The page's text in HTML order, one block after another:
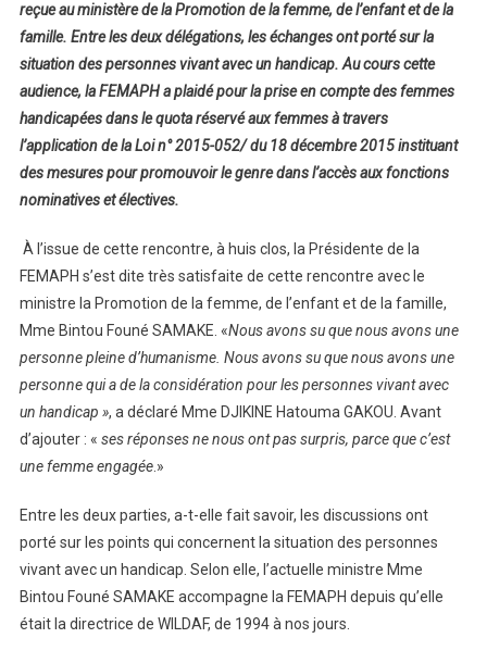
reçue au ministère de la Promotion de la femme, de l’enfant et de la
famille. Entre les deux délégations, les échanges ont porté sur la
situation des personnes vivant avec un handicap. Au cours cette
audience, la FEMAPH a plaidé pour la prise en compte des femmes
handicapées dans le quota réservé aux femmes à travers
l’application de la Loi n° 2015-052/ du 18 décembre 2015 instituant
des mesures pour promouvoir le genre dans l’accès aux fonctions
nominatives et électives.
À l’issue de cette rencontre, à huis clos, la Présidente de la
FEMAPH s’est dite très satisfaite de cette rencontre avec le
ministre la Promotion de la femme, de l’enfant et de la famille,
Mme Bintou Founé SAMAKE. «Nous avons su que nous avons une
personne pleine d’humanisme. Nous avons su que nous avons une
personne qui a de la considération pour les personnes vivant avec
un handicap », a déclaré Mme DJIKINE Hatouma GAKOU. Avant
d’ajouter : « ses réponses ne nous ont pas surpris, parce que c’est
une femme engagée.»
Entre les deux parties, a-t-elle fait savoir, les discussions ont
porté sur les points qui concernent la situation des personnes
vivant avec un handicap. Selon elle, l’actuelle ministre Mme
Bintou Founé SAMAKE accompagne la FEMAPH depuis qu’elle
était la directrice de WILDAF, de 1994 à nos jours.